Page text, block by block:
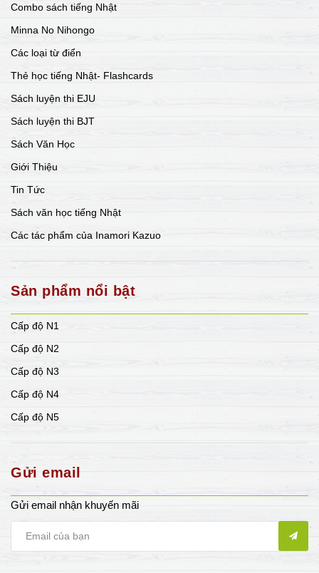
Combo sách tiếng Nhật
Minna No Nihongo
Các loại từ điển
Thẻ học tiếng Nhật- Flashcards
Sách luyện thi EJU
Sách luyện thi BJT
Sách Văn Học
Giới Thiệu
Tin Tức
Sách văn học tiếng Nhật
Các tác phẩm của Inamori Kazuo
Sản phẩm nổi bật
Cấp độ N1
Cấp độ N2
Cấp độ N3
Cấp độ N4
Cấp độ N5
Gửi email
Gửi email nhận khuyến mãi